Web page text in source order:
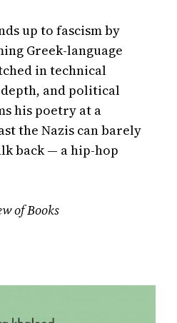
up to fascism by
Greek-language
in technical
and political
his poetry at a
the Nazis can barely
back — a hip-hop
of Books